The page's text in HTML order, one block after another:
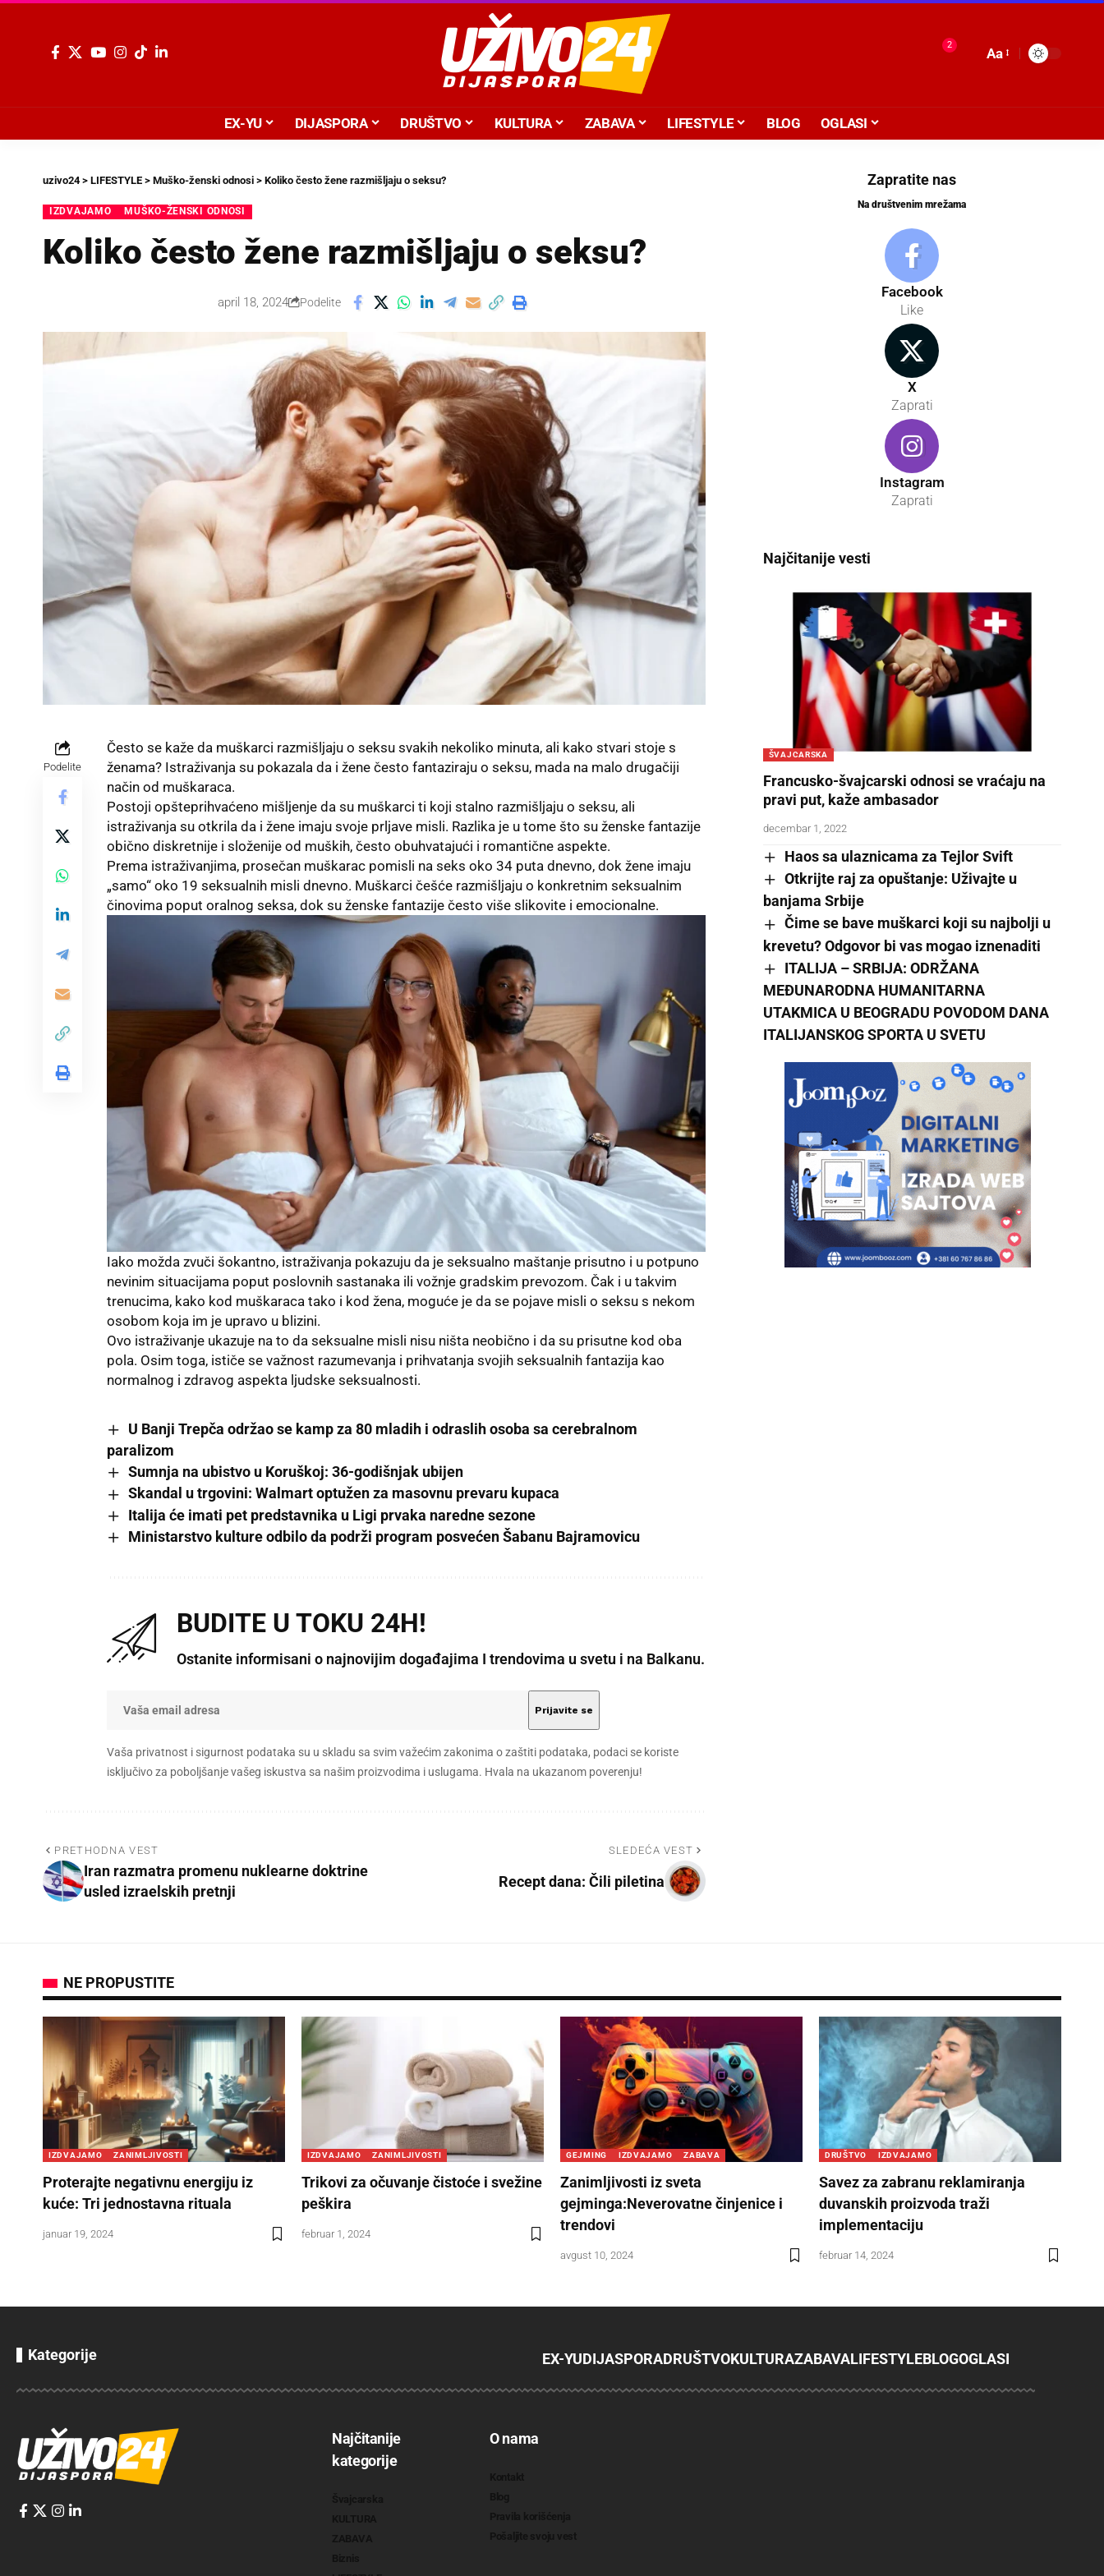
2
Aa
EX-YU DIJASPORA DRUŠTVO KULTURA ZABAVA LIFESTYLE BLOG OGLASI
uzivo24> LIFESTYLE > Muško-ženski odnosi > Koliko često žene razmišljaju o seksu?
IZDVAJAMO MUŠKO-ŽENSKI ODNOSI
Koliko često žene razmišljaju o seksu?
april 18, 2024 Podelite
Podelite
Često se kaže da muškarci razmišljaju o seksu svakih nekoliko minuta, ali kako stvari stoje s
ženama? Istraživanja su pokazala da i žene često fantaziraju o seksu, mada na malo drugačiji
način od muškaraca.
Postoji opšteprihvaćeno mišljenje da su muškarci ti koji stalno razmišljaju o seksu, ali
istraživanja su otkrila da i žene imaju svoje prljave misli. Razlika je u tome što su ženske fantazije
obično diskretnije i složenije od muških, često obuhvatajući i romantične aspekte.
Prema istraživanjima, prosečan muškarac pomisli na seks oko 34 puta dnevno, dok žene imaju
„samo“ oko 19 seksualnih misli dnevno. Muškarci češće razmišljaju o konkretnim seksualnim
činovima poput oralnog seksa, dok su ženske fantazije često više slikovite i emocionalne.
Iako možda zvuči šokantno, istraživanja pokazuju da je seksualno maštanje prisutno i u potpuno
nevinim situacijama poput poslovnih sastanaka ili vožnje gradskim prevozom. Čak i u takvim
trenucima, kako kod muškaraca tako i kod žena, moguće je da se pojave misli o seksu s nekom
osobom koja im je upravo u blizini.
Ovo istraživanje ukazuje na to da seksualne misli nisu ništa neobično i da su prisutne kod oba
pola. Osim toga, ističe se važnost razumevanja i prihvatanja svojih seksualnih fantazija kao
normalnog i zdravog aspekta ljudske seksualnosti.
U Banji Trepča održao se kamp za 80 mladih i odraslih osoba sa cerebralnom
paralizom
Sumnja na ubistvo u Koruškoj: 36-godišnjak ubijen
Skandal u trgovini: Walmart optužen za masovnu prevaru kupaca
Italija će imati pet predstavnika u Ligi prvaka naredne sezone
Ministarstvo kulture odbilo da podrži program posvećen Šabanu Bajramovicu
BUDITE U TOKU 24H!
Ostanite informisani o najnovijim događajima I trendovima u svetu i na Balkanu.
Vaša privatnost i sigurnost podataka su u skladu sa svim važećim zakonima o zaštiti podataka, podaci se koriste
isključivo za poboljšanje vašeg iskustva sa našim proizvodima i uslugama. Hvala na ukazanom poverenju!
PRETHODNA VEST
Iran razmatra promenu nuklearne doktrine
usled izraelskih pretnji
SLEDEĆA VEST
Recept dana: Čili piletina
Zapratite nas
Na društvenim mrežama
Facebook
Like
X
Zaprati
Instagram
Zaprati
Najčitanije vesti
ŠVAJCARSKA
Francusko-švajcarski odnosi se vraćaju na
pravi put, kaže ambasador
decembar 1, 2022
Haos sa ulaznicama za Tejlor Svift
Otkrijte raj za opuštanje: Uživajte u
banjama Srbije
Čime se bave muškarci koji su najbolji u
krevetu? Odgovor bi vas mogao iznenaditi
ITALIJA – SRBIJA: ODRŽANA
MEĐUNARODNA HUMANITARNA
UTAKMICA U BEOGRADU POVODOM DANA
ITALIJANSKOG SPORTA U SVETU
NE PROPUSTITE
IZDVAJAMO ZANIMLJIVOSTI
Proterajte negativnu energiju iz
kuće: Tri jednostavna rituala
januar 19, 2024
IZDVAJAMO ZANIMLJIVOSTI
Trikovi za očuvanje čistoće i svežine
peškira
februar 1, 2024
GEJMING IZDVAJAMO ZABAVA
Zanimljivosti iz sveta
gejminga:Neverovatne činjenice i
trendovi
avgust 10, 2024
DRUŠTVO IZDVAJAMO
Savez za zabranu reklamiranja
duvanskih proizvoda traži
implementaciju
februar 14, 2024
Kategorije EX-YUDIJASPORADRUŠTVOKULTURAZABAVALIFESTYLEBLOGOGLASI
Najčitanije
kategorije
O nama